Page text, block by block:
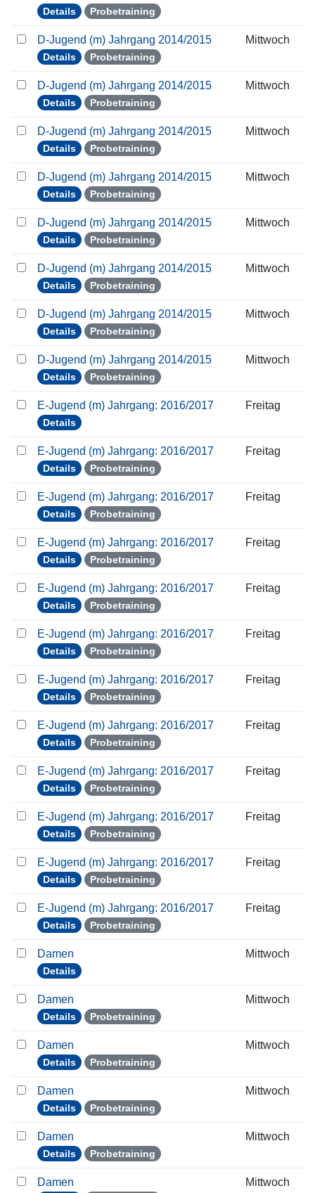
Details Probetraining
D-Jugend (m) Jahrgang 2014/2015
Details Probetraining
Mittwoch
D-Jugend (m) Jahrgang 2014/2015
Details Probetraining
Mittwoch
D-Jugend (m) Jahrgang 2014/2015
Details Probetraining
Mittwoch
D-Jugend (m) Jahrgang 2014/2015
Details Probetraining
Mittwoch
D-Jugend (m) Jahrgang 2014/2015
Details Probetraining
Mittwoch
D-Jugend (m) Jahrgang 2014/2015
Details Probetraining
Mittwoch
D-Jugend (m) Jahrgang 2014/2015
Details Probetraining
Mittwoch
D-Jugend (m) Jahrgang 2014/2015
Details Probetraining
Mittwoch
E-Jugend (m) Jahrgang: 2016/2017
Details
Freitag
E-Jugend (m) Jahrgang: 2016/2017
Details Probetraining
Freitag
E-Jugend (m) Jahrgang: 2016/2017
Details Probetraining
Freitag
E-Jugend (m) Jahrgang: 2016/2017
Details Probetraining
Freitag
E-Jugend (m) Jahrgang: 2016/2017
Details Probetraining
Freitag
E-Jugend (m) Jahrgang: 2016/2017
Details Probetraining
Freitag
E-Jugend (m) Jahrgang: 2016/2017
Details Probetraining
Freitag
E-Jugend (m) Jahrgang: 2016/2017
Details Probetraining
Freitag
E-Jugend (m) Jahrgang: 2016/2017
Details Probetraining
Freitag
E-Jugend (m) Jahrgang: 2016/2017
Details Probetraining
Freitag
E-Jugend (m) Jahrgang: 2016/2017
Details Probetraining
Freitag
E-Jugend (m) Jahrgang: 2016/2017
Details Probetraining
Freitag
Damen
Details
Mittwoch
Damen
Details Probetraining
Mittwoch
Damen
Details Probetraining
Mittwoch
Damen
Details Probetraining
Mittwoch
Damen
Details Probetraining
Mittwoch
Damen Mittwoch